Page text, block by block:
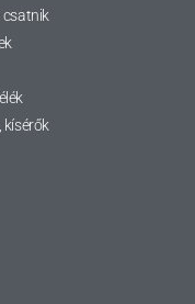
csatnik
kísérők